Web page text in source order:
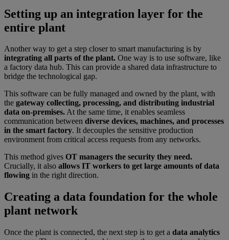
Setting up an integration layer for the
entire plant
Another way to get a step closer to smart manufacturing is by
integrating all parts of the plant. One way is to use software, like
a factory data hub. This can provide a shared data infrastructure to
bridge the technological gap.
This software can be fully managed and owned by the plant, with
the gateway collecting, processing, and distributing industrial
data on-premises.At the same time, it enables seamless
communication between diverse devices, machines, and processes
in the smart factory. It decouples the sensitive production
environment from critical access requests from any networks.
This method gives OT managers the security they need.
Crucially, it also allows IT workers to get large amounts of data
flowing in the right direction.
Creating a data foundation for the whole
plant network
Once the plant is connected, the next step is to get a data analytics